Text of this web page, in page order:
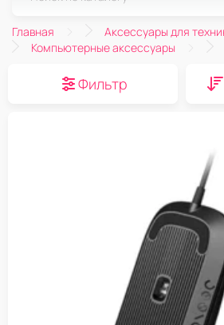
Главная
Аксессуары для
Компьютерные аксессуары
Фильтр